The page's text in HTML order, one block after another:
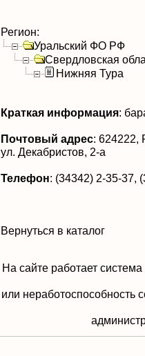
Регион:
Уральский ФО РФ
Свердловская
Нижняя Тура
Краткая информация:
Почтовый адрес: 624222,
ул. Декабристов, 2-а
Телефон: (34342) 2-35-37,
Вернуться в каталог
На сайте работает
или неработоспособность